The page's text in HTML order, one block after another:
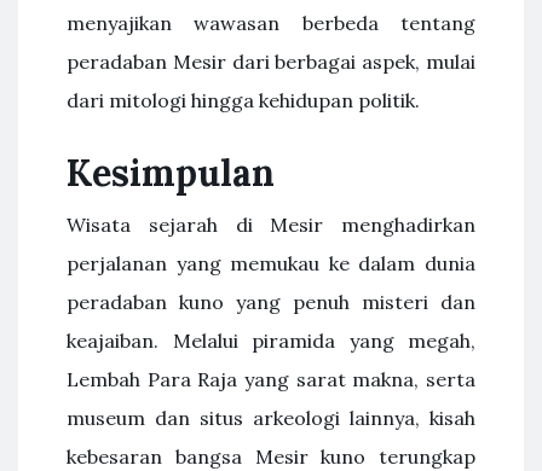
menyajikan wawasan berbeda tentang
peradaban Mesir dari berbagai aspek, mulai
dari mitologi hingga kehidupan politik.
Kesimpulan
Wisata sejarah di Mesir menghadirkan
perjalanan yang memukau ke dalam dunia
peradaban kuno yang penuh misteri dan
keajaiban. Melalui piramida yang megah,
Lembah Para Raja yang sarat makna, serta
museum dan situs arkeologi lainnya, kisah
kebesaran bangsa Mesir kuno terungkap